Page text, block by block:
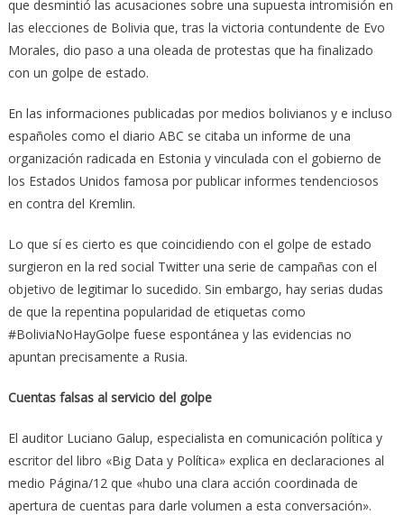
que desmintió las acusaciones sobre una supuesta intromisión en
las elecciones de Bolivia que, tras la victoria contundente de Evo
Morales, dio paso a una oleada de protestas que ha finalizado
con un golpe de estado.
En las informaciones publicadas por medios bolivianos y e incluso
españoles como el diario ABC se citaba un informe de una
organización radicada en Estonia y vinculada con el gobierno de
los Estados Unidos famosa por publicar informes tendenciosos
en contra del Kremlin.
Lo que sí es cierto es que coincidiendo con el golpe de estado
surgieron en la red social Twitter una serie de campañas con el
objetivo de legitimar lo sucedido. Sin embargo, hay serias dudas
de que la repentina popularidad de etiquetas como
#BoliviaNoHayGolpe fuese espontánea y las evidencias no
apuntan precisamente a Rusia.
Cuentas falsas al servicio del golpe
El auditor Luciano Galup, especialista en comunicación política y
escritor del libro «Big Data y Política» explica en declaraciones al
medio Página/12 que «hubo una clara acción coordinada de
apertura de cuentas para darle volumen a esta conversación».